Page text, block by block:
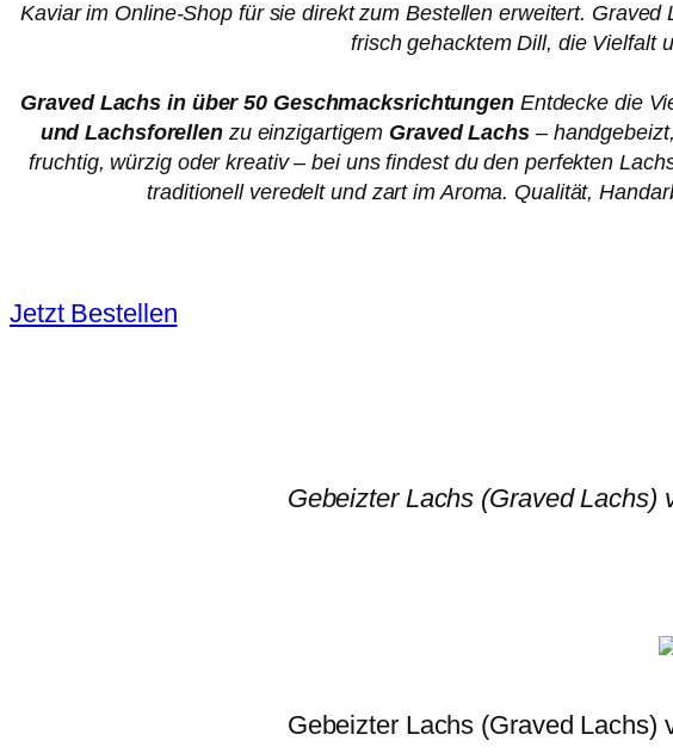
Kaviar im Online-Shop für sie direkt zum Bestellen erweitert.
frisch gehacktem Dill, die Vielfalt
Graved Lachs in über 50 GeschmacksrichtungenEntdecke die
und Lachsforellenzu einzigartigem Graved Lachs –
fruchtig, würzig oder kreativ – bei uns findest du den perfekten
traditionell veredelt und zart im Aroma. Qualität,
Jetzt Bestellen
Gebeizter Lachs (Graved Lachs)
Gebeizter Lachs (Graved Lachs)